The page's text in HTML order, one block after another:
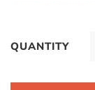
QUANTITY